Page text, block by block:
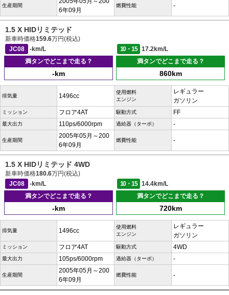
生産期間
6年09月
燃費性能 -
1.5 X HIDリミテッド
新車時価格159.6万円(税込)
JC08
-km/L 10・15
17.2km/L
満タンでどこまで走る？
-km
満タンでどこまで走る？
860km
排気量 1496cc
使用燃料
エンジン
レギュラー
ガソリン
ミッション フロア4AT 駆動方式 FF
最大出力 110ps/6000rpm 過給器（ターボ） -
生産期間
2005年05月～200
6年09月
燃費性能 -
1.5 X HIDリミテッド 4WD
新車時価格180.6万円(税込)
JC08
-km/L 10・15
14.4km/L
満タンでどこまで走る？
-km
満タンでどこまで走る？
720km
排気量 1496cc
使用燃料
エンジン
レギュラー
ガソリン
ミッション フロア4AT 駆動方式 4WD
最大出力 105ps/6000rpm 過給器（ターボ） -
生産期間
2005年05月～200
6年09月
燃費性能 -